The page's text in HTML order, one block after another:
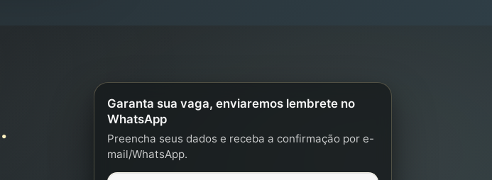
Garanta sua vaga, enviaremos lembrete no
WhatsApp
Preencha seus dados e receba a confirmação por e-
mail/WhatsApp.